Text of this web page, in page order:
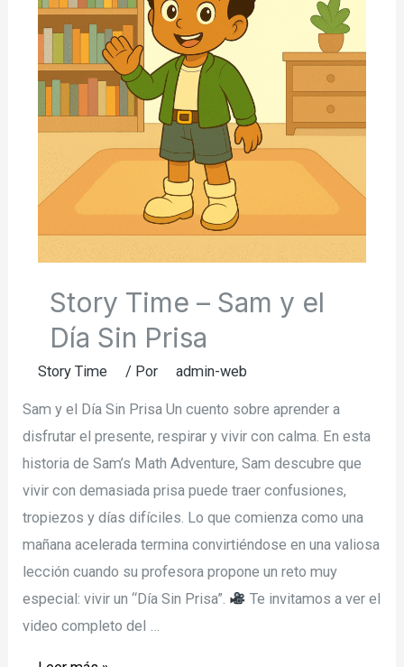
Story Time – Sam y el
Día Sin Prisa
Story Time / Por admin-web
Sam y el Día Sin Prisa Un cuento sobre aprender a
disfrutar el presente, respirar y vivir con calma. En esta
historia de Sam’s Math Adventure, Sam descubre que
vivir con demasiada prisa puede traer confusiones,
tropiezos y días difíciles. Lo que comienza como una
mañana acelerada termina convirtiéndose en una valiosa
lección cuando su profesora propone un reto muy
especial: vivir un “Día Sin Prisa”.
Te invitamos a ver el
video completo del …